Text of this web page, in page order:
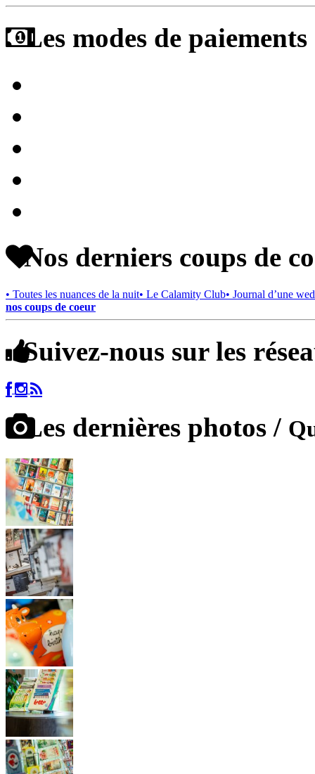
Les modes de
Nos derniers coups de
• Toutes les nuances de la nuit• Le Calamity Club• Journal d’une
nos coups de coeur
Suivez-nous sur les
Les dernières photos /